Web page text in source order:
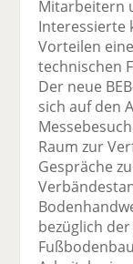
Mitarbeitern
Interessierte
Vorteilen
technischen
Der neue
sich auf den
Raum zur
Gespräche
bezüglich